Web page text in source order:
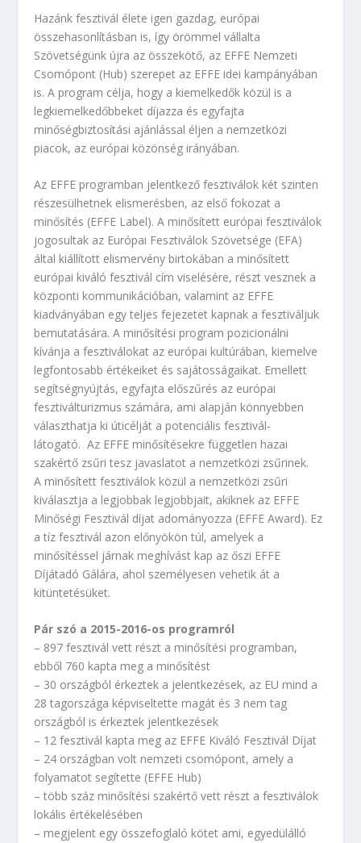
Hazánk fesztivál élete igen gazdag, európai
összehasonlításban is, így örömmel vállalta
Szövetségünk újra az összekötő, az EFFE Nemzeti
Csomópont (Hub) szerepet az EFFE idei kampányában
is. A program célja, hogy a kiemelkedők közül is a
legkiemelkedőbbeket díjazza és egyfajta
minőségbiztosítási ajánlással éljen a nemzetközi
piacok, az európai közönség irányában.
Az EFFE programban jelentkező fesztiválok két szinten
részesülhetnek elismerésben, az első fokozat a
minősítés (EFFE Label). A minősített európai fesztiválok
jogosultak az Európai Fesztiválok Szövetsége (EFA)
által kiállított elismervény birtokában a minősített
európai kiváló fesztivál cím viselésére, részt vesznek a
központi kommunikációban, valamint az EFFE
kiadványában egy teljes fejezetet kapnak a fesztiváljuk
bemutatására. A minősítési program pozicionálni
kívánja a fesztiválokat az európai kultúrában, kiemelve
legfontosabb értékeiket és sajátosságaikat. Emellett
segítségnyújtás, egyfajta előszűrés az európai
fesztiválturizmus számára, ami alapján könnyebben
választhatja ki úticélját a potenciális fesztivál-
látogató. Az EFFE minősítésekre független hazai
szakértő zsűri tesz javaslatot a nemzetközi zsűrinek.
A minősített fesztiválok közül a nemzetközi zsűri
kiválasztja a legjobbak legjobbjait, akiknek az EFFE
Minőségi Fesztivál díjat adományozza (EFFE Award). Ez
a tíz fesztivál azon előnyökön túl, amelyek a
minősítéssel járnak meghívást kap az őszi EFFE
Díjátadó Gálára, ahol személyesen vehetik át a
kitüntetésüket.
Pár szó a 2015-2016-os programról
– 897 fesztivál vett részt a minősítési programban,
ebből 760 kapta meg a minősítést
– 30 országból érkeztek a jelentkezések, az EU mind a
28 tagországa képviseltette magát és 3 nem tag
országból is érkeztek jelentkezések
– 12 fesztivál kapta meg az EFFE Kiváló Fesztivál Díjat
– 24 országban volt nemzeti csomópont, amely a
folyamatot segítette (EFFE Hub)
– több száz minősítési szakértő vett részt a fesztiválok
lokális értékelésében
– megjelent egy összefoglaló kötet ami, egyedülálló